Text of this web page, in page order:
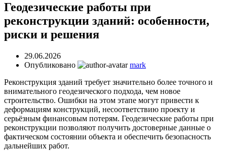
Геодезические работы при
реконструкции зданий: особенности,
риски и решения
29.06.2026
Опубликовано
mark
Реконструкция зданий требует значительно более точного и
внимательного геодезического подхода, чем новое
строительство. Ошибки на этом этапе могут привести к
деформациям конструкций, несоответствию проекту и
серьёзным финансовым потерям. Геодезические работы при
реконструкции позволяют получить достоверные данные о
фактическом состоянии объекта и обеспечить безопасность
дальнейших работ.